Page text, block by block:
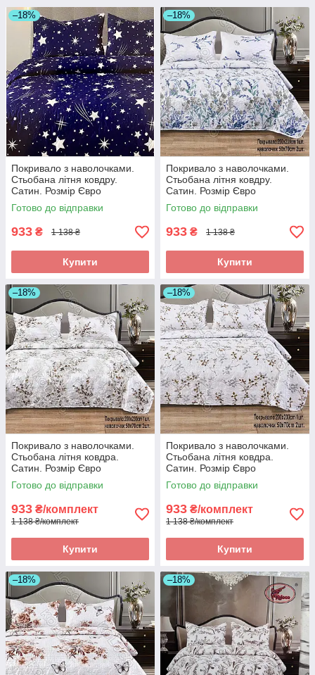
–18%
Покривало з наволочками.
Стьобана літня ковдру.
Сатин. Розмір Євро
Готово до відправки
933 ₴ 1 138 ₴
Купити
–18%
Покривало з наволочками.
Стьобана літня ковдру.
Сатин. Розмір Євро
Готово до відправки
933 ₴ 1 138 ₴
Купити
–18%
Покривало з наволочками.
Стьобана літня ковдра.
Сатин. Розмір Євро
Готово до відправки
933 ₴/комплект
1 138 ₴/комплект
Купити
–18%
Покривало з наволочками.
Стьобана літня ковдра.
Сатин. Розмір Євро
Готово до відправки
933 ₴/комплект
1 138 ₴/комплект
Купити
–18% –18%